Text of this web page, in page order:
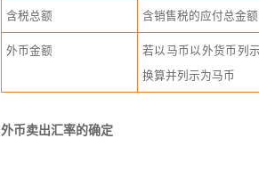
含税总额 含销售税的应付总金额
外币金额
若以马币以外货币列
换算并列示为马币
外币卖出汇率的确定